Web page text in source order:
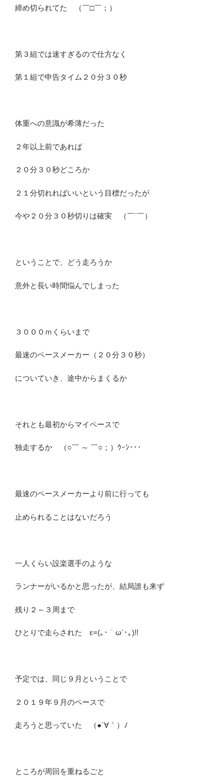
締め切られてた （￣□￣；）
第３組では速すぎるので仕方なく
第１組で申告タイム２０分３０秒
体重への意識が希薄だった
２年以上前であれば
２０分３０秒どころか
２１分切れればいいという目標だったが
今や２０分３０秒切りは確実 （￣¨￣）
ということで、どう走ろうか
意外と長い時間悩んでしまった
３０００ｍくらいまで
最速のペースメーカー（２０分３０秒）
についていき、途中からまくるか
それとも最初からマイペースで
独走するか （○￣ ～ ￣○；）ｳｰﾝ･･･
最速のペースメーカーより前に行っても
止められることはないだろう
一人くらい設楽選手のような
ランナーがいるかと思ったが、結局誰も来ず
残り２～３周まで
ひとりで走らされた ε=(｡･｀ω´･｡)!!
予定では、同じ９月ということで
２０１９年９月のペースで
走ろうと思っていた （●´∀｀）ﾉ
ところが周回を重ねるごと